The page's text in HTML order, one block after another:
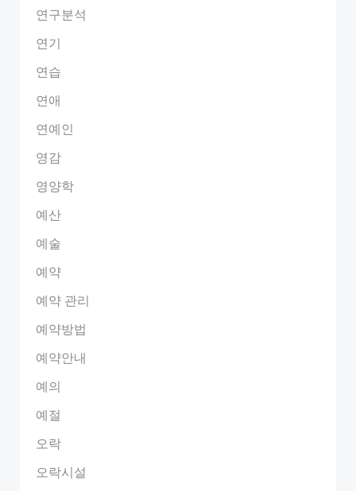
연구분석
연기
연습
연애
연예인
영감
영양학
예산
예술
예약
예약 관리
예약방법
예약안내
예의
예절
오락
오락시설